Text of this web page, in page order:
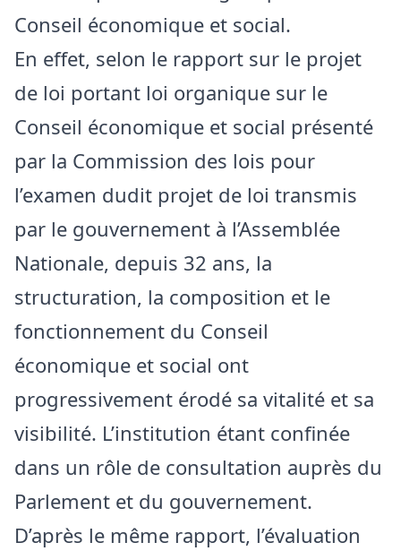
Conseil économique et social.
En effet, selon le rapport sur le projet
de loi portant loi organique sur le
Conseil économique et social présenté
par la Commission des lois pour
l’examen dudit projet de loi transmis
par le gouvernement à l’Assemblée
Nationale, depuis 32 ans, la
structuration, la composition et le
fonctionnement du Conseil
économique et social ont
progressivement érodé sa vitalité et sa
visibilité. L’institution étant confinée
dans un rôle de consultation auprès du
Parlement et du gouvernement.
D’après le même rapport, l’évaluation